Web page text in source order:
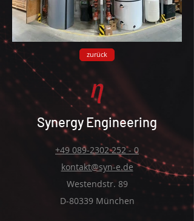
Click here
zurück
Synergy Engineering
+49 089-2302 252 - 0
kontakt@syn-e.de
Westendstr. 89
D-80339 München